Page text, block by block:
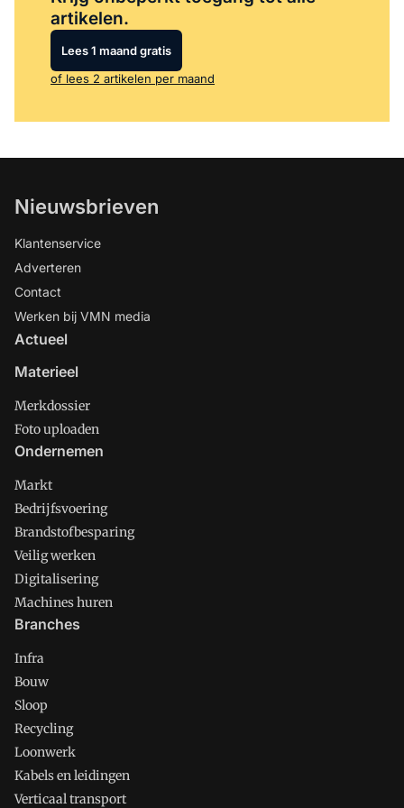
artikelen.
Lees 1 maand gratis
of lees 2 artikelen per maand
Nieuwsbrieven
Klantenservice
Adverteren
Contact
Werken bij VMN media
Actueel
Materieel
Merkdossier
Foto uploaden
Ondernemen
Markt
Bedrijfsvoering
Brandstofbesparing
Veilig werken
Digitalisering
Machines huren
Branches
Infra
Bouw
Sloop
Recycling
Loonwerk
Kabels en leidingen
Verticaal transport